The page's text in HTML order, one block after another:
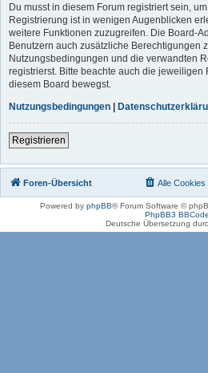
Du musst in diesem Forum registriert sein,
Registrierung ist in wenigen Augenblicken
weitere Funktionen zuzugreifen. Die Board-
Benutzern auch zusätzliche Berechtigungen
Nutzungsbedingungen und die verwandten
registrierst. Bitte beachte auch die jeweiligen
diesem Board bewegst.
Nutzungsbedingungen |
Registrieren
Foren-Übersicht Alle Cookies
Powered by phpBB® Forum Software ©
PhpBB3
Deutsche Übersetzung